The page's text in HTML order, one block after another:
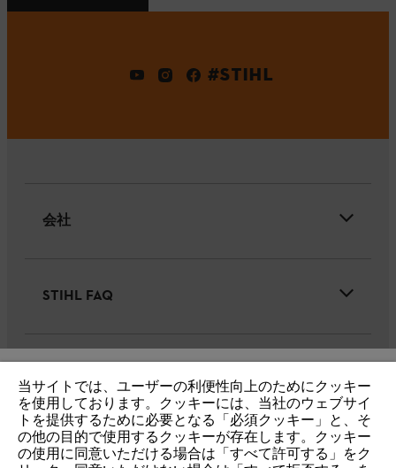
#STIHL
会社
STIHL FAQ
IHR BROWSER WIRD NICHT
UNTERSTÜTZT
当サイトでは、ユーザーの利便性向上のためにクッキー
を使用しております。クッキーには、当社のウェブサイ
トを提供するために必要となる「必須クッキー」と、そ
の他の目的で使用するクッキーが存在します。クッキー
の使用に同意いただける場合は「すべて許可する」をク